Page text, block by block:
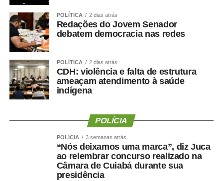
“Martelo batido, prego batido e ponta virada”, disse na
ocasião.
Na mesma oportunidade, Maluf confirmou a aliança entre
Novo, PL e MDB e afirmou que as siglas haviam chegado
a um consenso para caminhar juntas nas eleições.
A escolha de Farina representa uma mudança de última
negociações envolvendo a vaga de vice. Antes de ser
indicado, Maluf havia desistido de uma pré-candidatura
própria ao Governo pelo Novo para contribuir com a
composição liderada pelo senador.
Na nota desta sexta-feira, Maluf ampliou as críticas e
POLÍTICA 2 dias atrás
Redações do Jovem Senador
debatem democracia nas redes
POLÍTICA 2 dias atrás
CDH: violência e falta de estrutura
ameaçam atendimento à saúde
indígena
POLÍCIA
POLÍCIA 3 semanas atrás
“Nós deixamos uma marca”, diz Juca
ao relembrar concurso realizado na
Câmara de Cuiabá durante sua
presidência